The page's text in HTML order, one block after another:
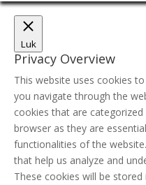
Luk
Privacy Overview
This website uses cookies
you navigate through the
cookies that are
browser as they are
functionalities of the
that help us analyze and
These cookies will be